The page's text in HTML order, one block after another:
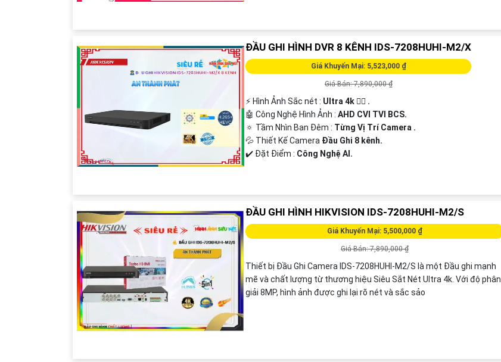
ĐẦU GHI HÌNH DVR 8 KÊNH IDS-7208HUHI-M2/X
Giá Khuyến Mại: 5,523,000 ₫
Giá Bán: 7,890,000 ₫
️⚡ Hình Ảnh Sắc nét : Ultra 4k 👍🏾 .
🤖️ Công Nghệ Hình Ảnh :AHD CVI TVI BCS.
🔅 Tầm Nhìn Ban Đêm : Từng Vị Trí Camera .
💦 Thiết Kế Camera Đầu Ghi 8 kênh.
️✔️ Đặt Điểm : Công Nghệ AI.
ĐẦU GHI HÌNH HIKVISION IDS-7208HUHI-M2/S
Giá Khuyến Mại: 5,500,000 ₫
Giá Bán: 7,890,000 ₫
Thiết bị Đầu Ghi Camera IDS-7208HUHI-M2/S là một Đầu ghi mạnh
mẽ và chất lượng từ thương hiệu Siêu Sắt Nét Ultra 4k. Với độ phân
giải 8MP, hình ảnh được ghi lại rõ nét và sắc sảo